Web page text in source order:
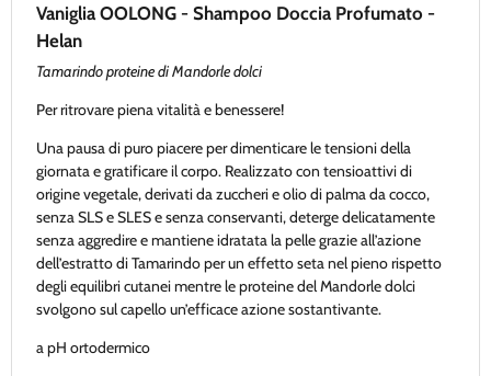
Vaniglia OOLONG - Shampoo Doccia Profumato -
Helan
Tamarindo proteine di Mandorle dolci
Per ritrovare piena vitalità e benessere!
Una pausa di puro piacere per dimenticare le tensioni della
giornata e gratificare il corpo. Realizzato con tensioattivi di
origine vegetale, derivati da zuccheri e olio di palma da cocco,
senza SLS e SLES e senza conservanti, deterge delicatamente
senza aggredire e mantiene idratata la pelle grazie all’azione
dell’estratto di Tamarindo per un effetto seta nel pieno rispetto
degli equilibri cutanei mentre le proteine del Mandorle dolci
svolgono sul capello un’efficace azione sostantivante.
a pH ortodermico